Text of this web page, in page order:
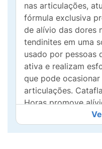
nas articulações,
fórmula exclusiva
de alívio das dores
tendinites em uma
usado por pessoas
ativa e realizam
que pode
articulações.
Horas promove
penetra
para amenizar a